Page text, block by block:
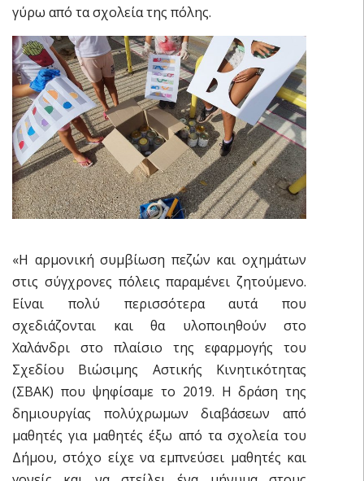
γύρω από τα σχολεία της πόλης.
«Η αρμονική συμβίωση πεζών και οχημάτων
στις σύγχρονες πόλεις παραμένει ζητούμενο.
Είναι πολύ περισσότερα αυτά που
σχεδιάζονται και θα υλοποιηθούν στο
Χαλάνδρι στο πλαίσιο της εφαρμογής του
Σχεδίου Βιώσιμης Αστικής Κινητικότητας
(ΣΒΑΚ) που ψηφίσαμε το 2019. Η δράση της
δημιουργίας πολύχρωμων διαβάσεων από
μαθητές για μαθητές έξω από τα σχολεία του
Δήμου, στόχο είχε να εμπνεύσει μαθητές και